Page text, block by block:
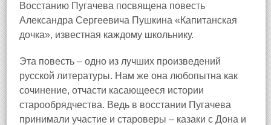
Восстанию Пугачева посвящена повесть
Александра Сергеевича Пушкина «Капитанская
дочка», известная каждому школьнику.
Эта повесть – одно из лучших произведений
русской литературы. Нам же она любопытна как
сочинение, отчасти касающееся истории
старообрядчества. Ведь в восстании Пугачева
принимали участие и староверы – казаки с Дона и